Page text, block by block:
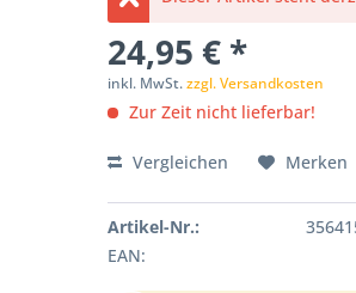
24,95 € *
inkl. MwSt.zzgl. Versandkosten
Zur Zeit nicht lieferbar!
Vergleichen Merken
Artikel-Nr.:
EAN: